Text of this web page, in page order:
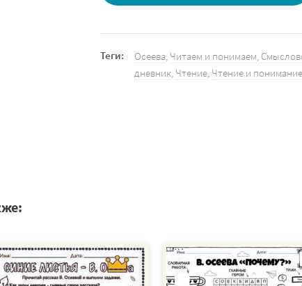
Теги: Осеева Читаем и понимаем
дневник Чтение Чтение и